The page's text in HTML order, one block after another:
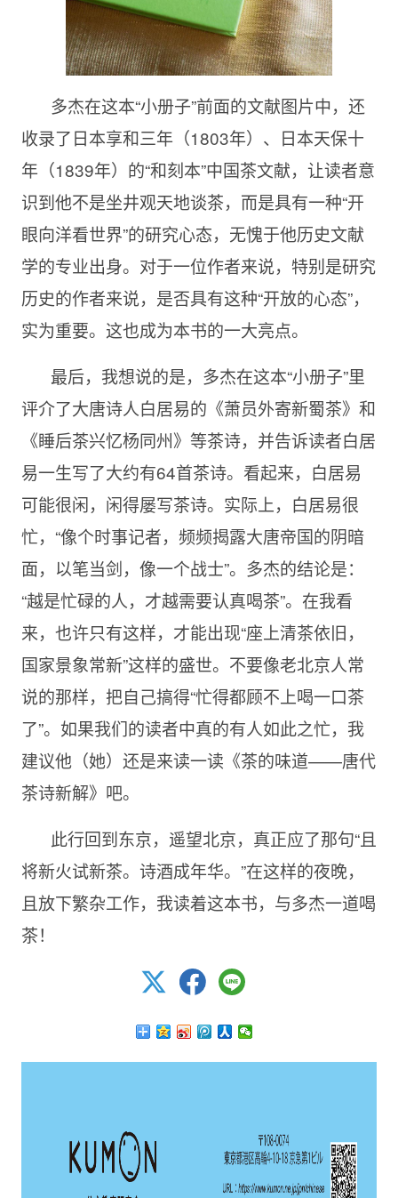
多杰在这本“小册子”前面的文献图片中，还
收录了日本享和三年（1803年）、日本天保十
年（1839年）的“和刻本”中国茶文献，让读者意
识到他不是坐井观天地谈茶，而是具有一种“开
眼向洋看世界”的研究心态，无愧于他历史文献
学的专业出身。对于一位作者来说，特别是研究
历史的作者来说，是否具有这种“开放的心态”，
实为重要。这也成为本书的一大亮点。
最后，我想说的是，多杰在这本“小册子”里
评介了大唐诗人白居易的《萧员外寄新蜀茶》和
《睡后茶兴忆杨同州》等茶诗，并告诉读者白居
易一生写了大约有64首茶诗。看起来，白居易
可能很闲，闲得屡写茶诗。实际上，白居易很
忙，“像个时事记者，频频揭露大唐帝国的阴暗
面，以笔当剑，像一个战士”。多杰的结论是：
“越是忙碌的人，才越需要认真喝茶”。在我看
来，也许只有这样，才能出现“座上清茶依旧，
国家景象常新”这样的盛世。不要像老北京人常
说的那样，把自己搞得“忙得都顾不上喝一口茶
了”。如果我们的读者中真的有人如此之忙，我
建议他（她）还是来读一读《茶的味道——唐代
茶诗新解》吧。
此行回到东京，遥望北京，真正应了那句“且
将新火试新茶。诗酒成年华。”在这样的夜晚，
且放下繁杂工作，我读着这本书，与多杰一道喝
茶！